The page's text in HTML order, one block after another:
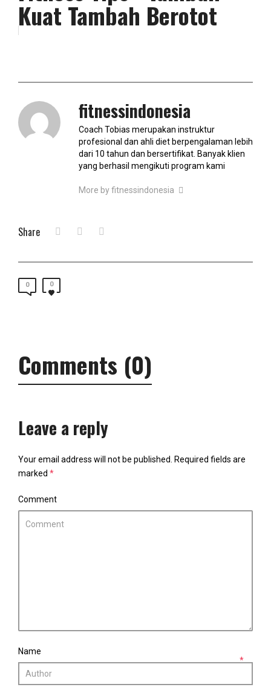
Kuat Tambah Berotot
fitnessindonesia
Coach Tobias merupakan instruktur
profesional dan ahli diet berpengalaman lebih
dari 10 tahun dan bersertifikat. Banyak klien
yang berhasil mengikuti program kami
More by fitnessindonesia
Share
0 0
Comments (0)
Leave a reply
Your email address will not be published.
Required fields are
marked *
Comment
Name
*